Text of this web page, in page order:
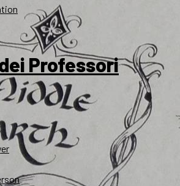
Professori